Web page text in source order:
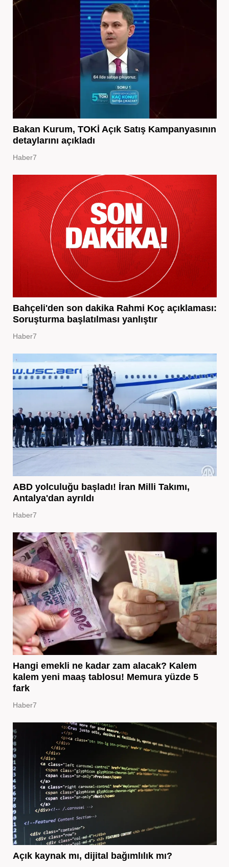
Bakan Kurum, TOKİ Açık Satış Kampanyasının
detaylarını açıkladı
Haber7
Bahçeli'den son dakika Rahmi Koç açıklaması:
Soruşturma başlatılması yanlıştır
Haber7
ABD yolculuğu başladı! İran Milli Takımı,
Antalya'dan ayrıldı
Haber7
Hangi emekli ne kadar zam alacak? Kalem
kalem yeni maaş tablosu! Memura yüzde 5
fark
Haber7
Açık kaynak mı, dijital bağımlılık mı?